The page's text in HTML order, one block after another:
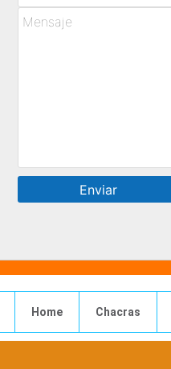
Home Chacras